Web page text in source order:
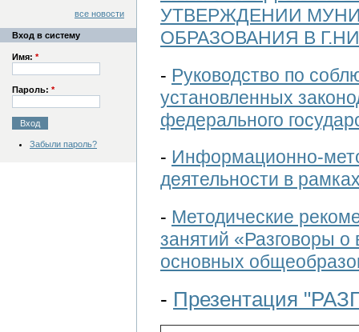
УТВЕРЖДЕНИИ
ОБРАЗОВАНИЯ В
- Руководство по
установленных
федерального
- Информационно-
деятельности в
- Методические
занятий «Разговоры
основных
- Презентация
все новости
Вход в систему
Имя: *
Пароль: *
Забыли пароль?